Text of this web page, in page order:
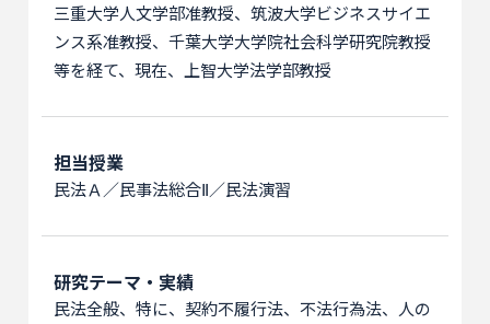
三重大学人文学部准教授、筑波大学ビジネスサイエ
ンス系准教授、千葉大学大学院社会科学研究院教授
等を経て、現在、上智大学法学部教授
担当授業
民法Ａ／民事法総合Ⅱ／民法演習
研究テーマ・実績
民法全般、特に、契約不履行法、不法行為法、人の